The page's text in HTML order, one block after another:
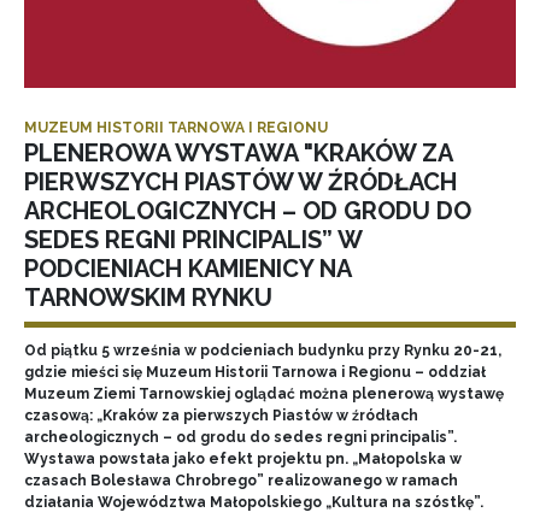
MUZEUM HISTORII TARNOWA I REGIONU
PLENEROWA WYSTAWA "KRAKÓW ZA
PIERWSZYCH PIASTÓW W ŹRÓDŁACH
ARCHEOLOGICZNYCH – OD GRODU DO
SEDES REGNI PRINCIPALIS” W
PODCIENIACH KAMIENICY NA
TARNOWSKIM RYNKU
Od piątku 5 września w podcieniach budynku przy Rynku 20-21,
gdzie mieści się Muzeum Historii Tarnowa i Regionu – oddział
Muzeum Ziemi Tarnowskiej oglądać można plenerową wystawę
czasową: „Kraków za pierwszych Piastów w źródłach
archeologicznych – od grodu do sedes regni principalis”.
Wystawa powstała jako efekt projektu pn. „Małopolska w
czasach Bolesława Chrobrego” realizowanego w ramach
działania Województwa Małopolskiego „Kultura na szóstkę”.